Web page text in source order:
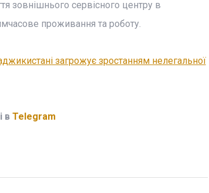
зовнішнього сервісного центру в
проживання та роботу.
загрожує зростанням нелегальної
і в Telegram